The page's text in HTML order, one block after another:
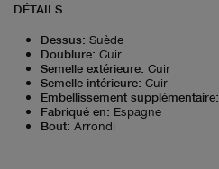
DÉTAILS
Dessus: Suède
Doublure: Cuir
Semelle extérieure: Cuir
Semelle intérieure: Cuir
Embellissement supplémentaire:
Fabriqué en: Espagne
Bout: Arrondi